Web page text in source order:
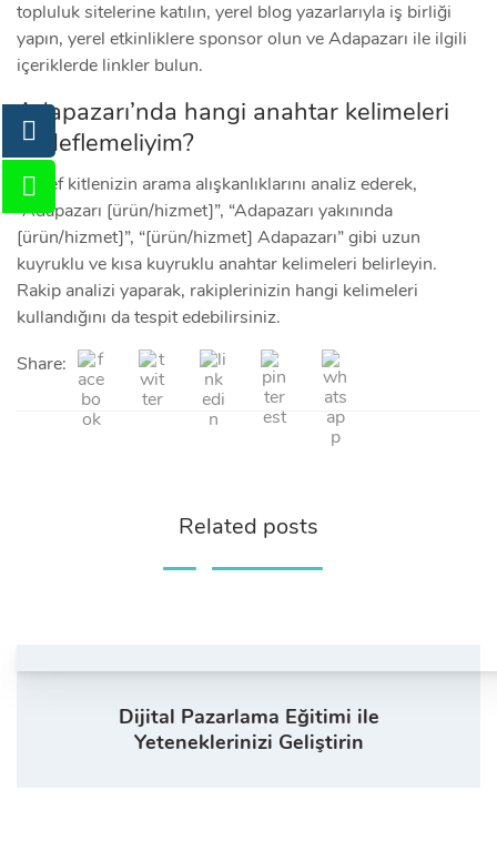
topluluk sitelerine katılın, yerel blog yazarlarıyla iş birliği
yapın, yerel etkinliklere sponsor olun ve Adapazarı ile ilgili
içeriklerde linkler bulun.
Adapazarı’nda hangi anahtar kelimeleri
hedeflemeliyim?
Hedef kitlenizin arama alışkanlıklarını analiz ederek,
“Adapazarı [ürün/hizmet]”, “Adapazarı yakınında
[ürün/hizmet]”, “[ürün/hizmet] Adapazarı” gibi uzun
kuyruklu ve kısa kuyruklu anahtar kelimeleri belirleyin.
Rakip analizi yaparak, rakiplerinizin hangi kelimeleri
kullandığını da tespit edebilirsiniz.
Share:
Related posts
Dijital Pazarlama Eğitimi ile
Yeteneklerinizi Geliştirin